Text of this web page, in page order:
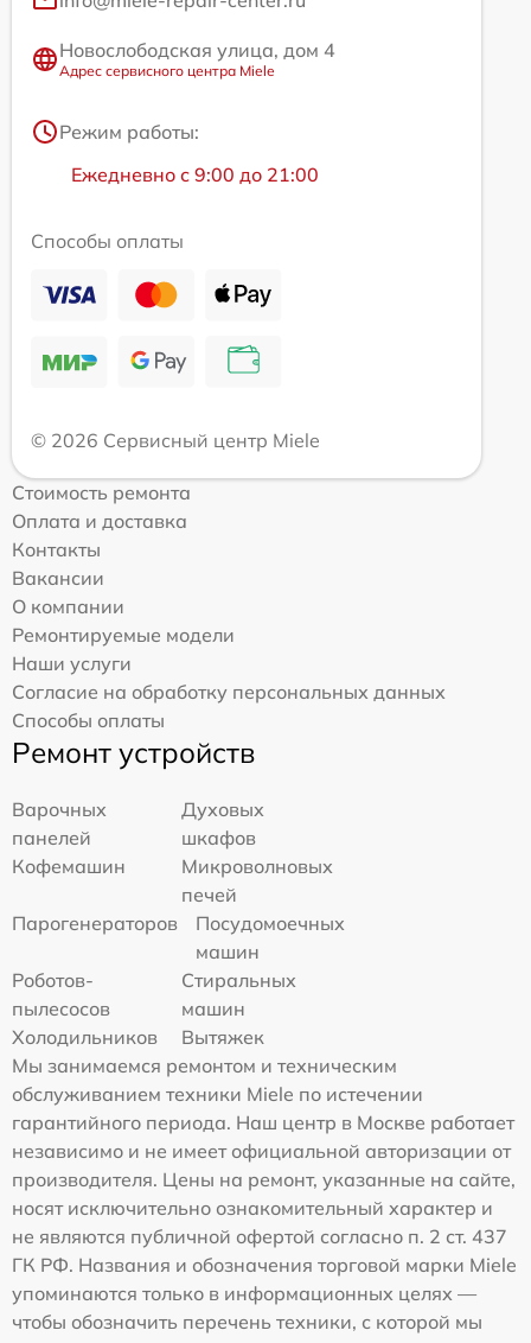
Новослободская улица, дом 4
Адрес сервисного центра Miele
Режим работы:
Ежедневно с 9:00 до 21:00
Способы оплаты
© 2026 Сервисный центр Miele
Стоимость ремонта
Оплата и доставка
Контакты
Вакансии
О компании
Ремонтируемые модели
Наши услуги
Согласие на обработку персональных данных
Способы оплаты
Ремонт устройств
Варочных
панелей
Духовых
шкафов
Кофемашин
Микроволновых
печей
Парогенераторов
Посудомоечных
машин
Роботов-
пылесосов
Стиральных
машин
Холодильников
Вытяжек
Мы занимаемся ремонтом и техническим
обслуживанием техники Miele по истечении
гарантийного периода. Наш центр в Москве работает
независимо и не имеет официальной авторизации от
производителя. Цены на ремонт, указанные на сайте,
носят исключительно ознакомительный характер и
не являются публичной офертой согласно п. 2 ст. 437
ГК РФ. Названия и обозначения торговой марки Miele
упоминаются только в информационных целях —
чтобы обозначить перечень техники, с которой мы